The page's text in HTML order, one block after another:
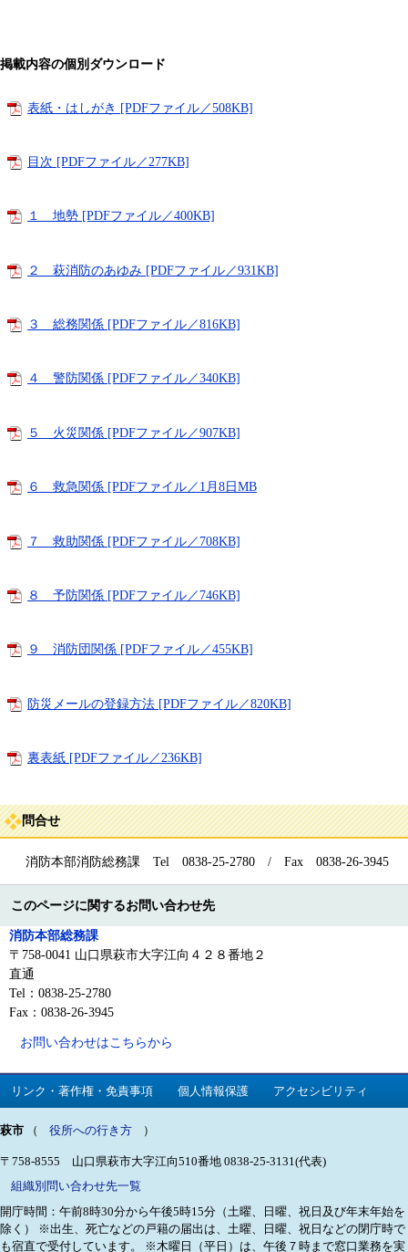
掲載内容の個別ダウンロード
表紙・はしがき [PDFファイル／508KB]
目次 [PDFファイル／277KB]
１ 地勢 [PDFファイル／400KB]
２ 萩消防のあゆみ [PDFファイル／931KB]
３ 総務関係 [PDFファイル／816KB]
４ 警防関係 [PDFファイル／340KB]
５ 火災関係 [PDFファイル／907KB]
６ 救急関係 [PDFファイル／1月8日MB
７ 救助関係 [PDFファイル／708KB]
８ 予防関係 [PDFファイル／746KB]
９ 消防団関係 [PDFファイル／455KB]
防災メールの登録方法 [PDFファイル／820KB]
裏表紙 [PDFファイル／236KB]
問合せ
消防本部消防総務課 Tel 0838-25-2780 / Fax 0838-26-3945
このページに関するお問い合わせ先
消防本部総務課
〒758-0041 山口県萩市大字江向４２８番地２
直通
Tel：0838-25-2780
Fax：0838-26-3945
お問い合わせはこちらから
リンク・著作権・免責事項 個人情報保護 アクセシビリティ
萩市 （ 役所への行き方 ）
〒758-8555 山口県萩市大字江向510番地 0838-25-3131(代表)
組織別問い合わせ先一覧
開庁時間：午前8時30分から午後5時15分（土曜、日曜、祝日及び年末年始を
除く）
※出生、死亡などの戸籍の届出は、土曜、日曜、祝日などの閉庁時で
も宿直で受付しています。
※木曜日（平日）は、午後７時まで窓口業務を実